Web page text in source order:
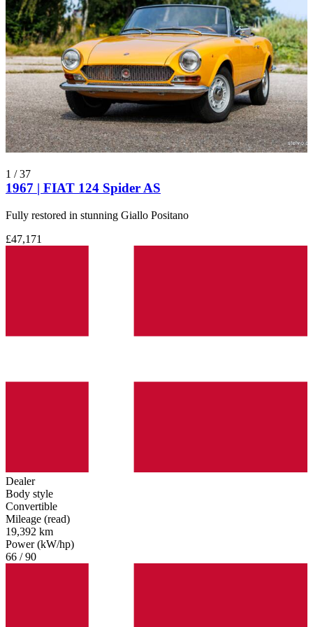
1 /37
1967 | FIAT 124 Spider AS
Fully restored in stunning Giallo Positano
£47,171
Dealer
Body style
Convertible
Mileage (read)
19,392 km
Power (kW/hp)
66 / 90